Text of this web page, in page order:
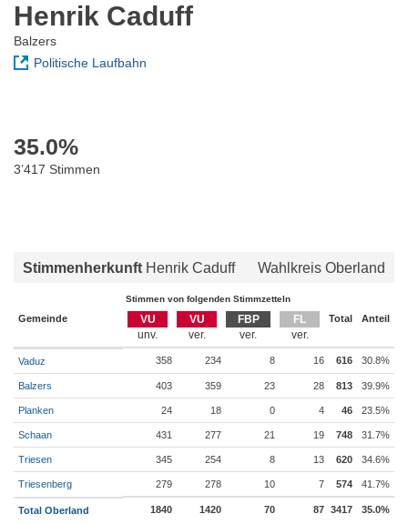
Henrik Caduff
Balzers
Politische Laufbahn
35.0%
3’417 Stimmen
Stimmenherkunft Henrik Caduff Wahlkreis Oberland
Stimmen von folgenden Stimmzetteln
Gemeinde VU VU FBP FL Total Anteil
Vaduz 358 234 8 16 616 30.8%
Balzers 403 359 23 28 813 39.9%
Planken 24 18 0 4 46 23.5%
Schaan 431 277 21 19 748 31.7%
Triesen 345 254 8 13 620 34.6%
Triesenberg 279 278 10 7 574 41.7%
Total Oberland 1840 1420 70 87 3417 35.0%